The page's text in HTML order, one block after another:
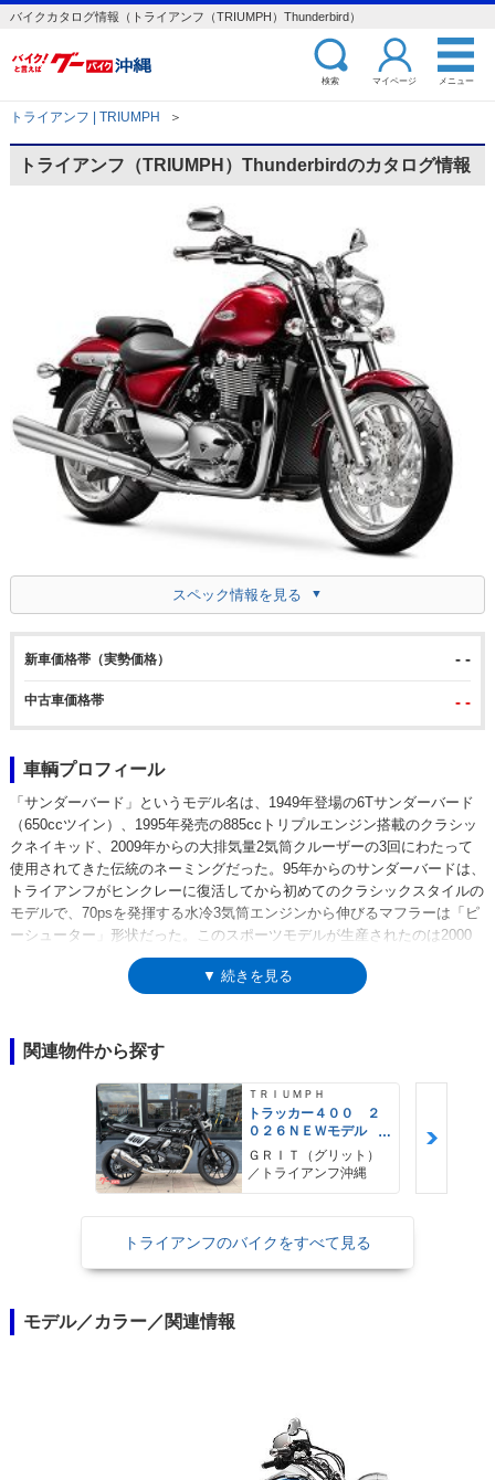
バイクカタログ情報（トライアンフ（TRIUMPH）Thunderbird）
検索 マイページ メニュー
トライアンフ | TRIUMPH ＞
トライアンフ（TRIUMPH）Thunderbirdのカタログ情報
スペック情報を見る
新車価格帯（実勢価格） - -
中古車価格帯 - -
車輌プロフィール
「サンダーバード」というモデル名は、1949年登場の6Tサンダーバード
（650ccツイン）、1995年発売の885ccトリプルエンジン搭載のクラシッ
クネイキッド、2009年からの大排気量2気筒クルーザーの3回にわたって
使用されてきた伝統のネーミングだった。95年からのサンダーバードは、
トライアンフがヒンクレーに復活してから初めてのクラシックスタイルの
モデルで、70psを発揮する水冷3気筒エンジンから伸びるマフラーは「ピ
ーシューター」形状だった。このスポーツモデルが生産されたのは2000
年代前半までで、わずか数年を経た2009年に、まったく違うキャラクタ
ーで「サンダーバード」が復活。3気筒時代から2倍近い排気量を持つ、
位相クランクを採用。トライアンフとしてはじめて、ベルトドライブを採
用した。大排気量アメリカンとしてのサンダーバードは、サンダーバード
ストーム（2012年）やサンダーバードLT/コマンダー（2014年）といった
派生モデルを誕生させた。
▼ 続きを見る
関連物件から探す
ＴＲＩＵＭＰＨ
トラッカー４００ ２
０２６ＮＥＷモデル
フラットトラック ト
ルクアシストクラッ
チ トラクションコン
ＧＲＩＴ（グリット）
／トライアンフ沖縄
トライアンフのバイクをすべて見る
モデル／カラー／関連情報